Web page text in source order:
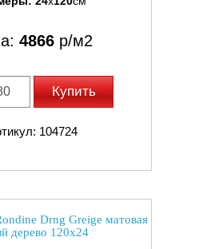
4866 р/м2
Купить
104724
Drng Greige матовая
дерево 120x24